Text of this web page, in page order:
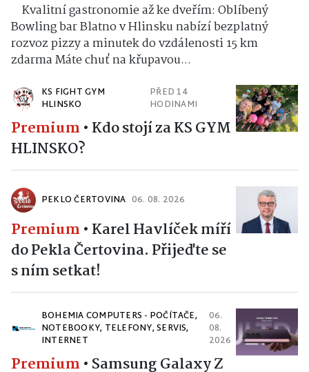
Kvalitní gastronomie až ke dveřím: Oblíbený
Bowling bar Blatno v Hlinsku nabízí bezplatný
rozvoz pizzy a minutek do vzdálenosti 15 km
zdarma Máte chuť na křupavou...
KS FIGHT GYM
HLINSKO
PŘED 14
HODINAMI
Premium • Kdo stojí za KS GYM
HLINSKO?
PEKLO ČERTOVINA 06. 08. 2026
Premium • Karel Havlíček míří
do Pekla Čertovina. Přijeďte se
s ním setkat!
BOHEMIA COMPUTERS - POČÍTAČE,
NOTEBOOKY, TELEFONY, SERVIS,
INTERNET
06.
08.
2026
Premium • Samsung Galaxy Z